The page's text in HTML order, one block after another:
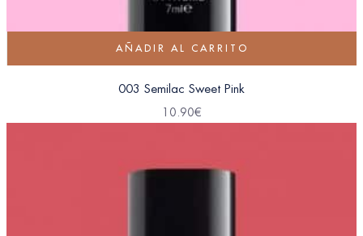
AÑADIR AL CARRITO
003 Semilac Sweet Pink
10.90€